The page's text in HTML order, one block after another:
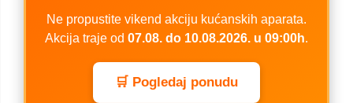
Ne propustite vikend akciju kućanskih aparata.
Akcija traje od 07.08. do 10.08.2026. u 09:00h.
🛒 Pogledaj ponudu